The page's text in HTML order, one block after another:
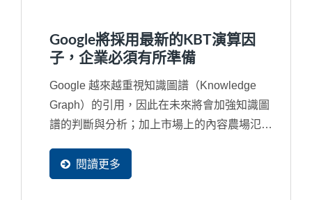
的部分資料成為他們網站的一部分，將您辛苦
的經營的資料同意這些工具網站無窮盡的抓取
Google將採用最新的KBT演算因
子，企業必須有所準備
Google 越來越重視知識圖譜（Knowledge
Graph）的引用，因此在未來將會加強知識圖
譜的判斷與分析；加上市場上的內容農場氾
是抄襲來源，再再干擾了搜尋結果，因此...
閱讀更多